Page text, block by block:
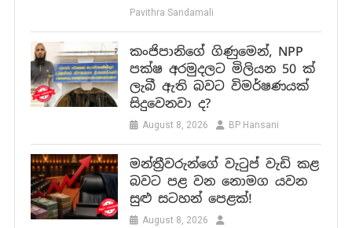
Pavithra Sandamali
කංජිපානිගේ ගිණුමෙන්, NPP
පක්ෂ අරමුදලට මිලියන 50 ක්
ලැබී ඇති බවට විමර්ෂණයක්
සිදුවෙනවා ද?
August 8, 2026 BP Hansani
මන්ත්‍රීවරුන්ගේ වැටුප් වැඩි කළ
බවට පළ වන නොමග යවන
සුළු සටහන් පෙළක්!
August 8, 2026